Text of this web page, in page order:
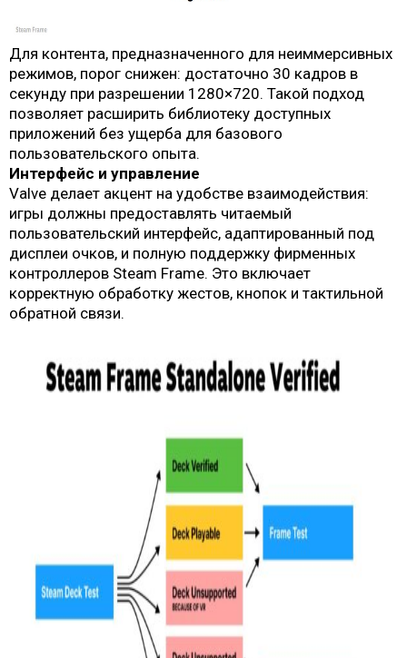
Для контента, предназначенного для неиммерсивных
режимов, порог снижен: достаточно 30 кадров в
секунду при разрешении 1280×720. Такой подход
позволяет расширить библиотеку доступных
приложений без ущерба для базового
пользовательского опыта.
Интерфейс и управление
Valve делает акцент на удобстве взаимодействия:
игры должны предоставлять читаемый
пользовательский интерфейс, адаптированный под
дисплеи очков, и полную поддержку фирменных
контроллеров Steam Frame. Это включает
корректную обработку жестов, кнопок и тактильной
обратной связи.